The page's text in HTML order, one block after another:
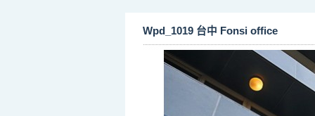
Wpd_1019 台中 Fonsi office